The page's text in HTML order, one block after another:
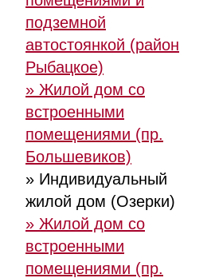
подземной
автостоянкой (район
Рыбацкое)
» Жилой дом со
встроенными
помещениями (пр.
Большевиков)
» Индивидуальный
жилой дом (Озерки)
» Жилой дом со
встроенными
помещениями (пр.